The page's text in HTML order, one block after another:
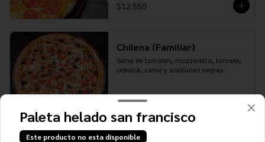
$12.550
Chilena (Familiar)
Salsa de tomates, mozzarella, tomate,
cebolla, carne y aceitunas negras
$13.750
Paleta helado san francisco
Este producto no esta disponible